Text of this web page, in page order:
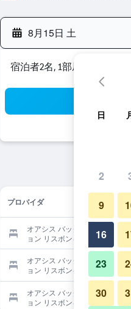
8月15日 土
宿泊者2名, 1​部屋
プロバイダ
オアシス バックパッカーズ マン
ョン リスボンを提供する予約サ
オアシス バックパッカーズ マン
ョン リスボンを提供する予約サ
オアシス バックパッカーズ マン
ョン リスボンを提供する予約サ
日
2
9
16
23
30